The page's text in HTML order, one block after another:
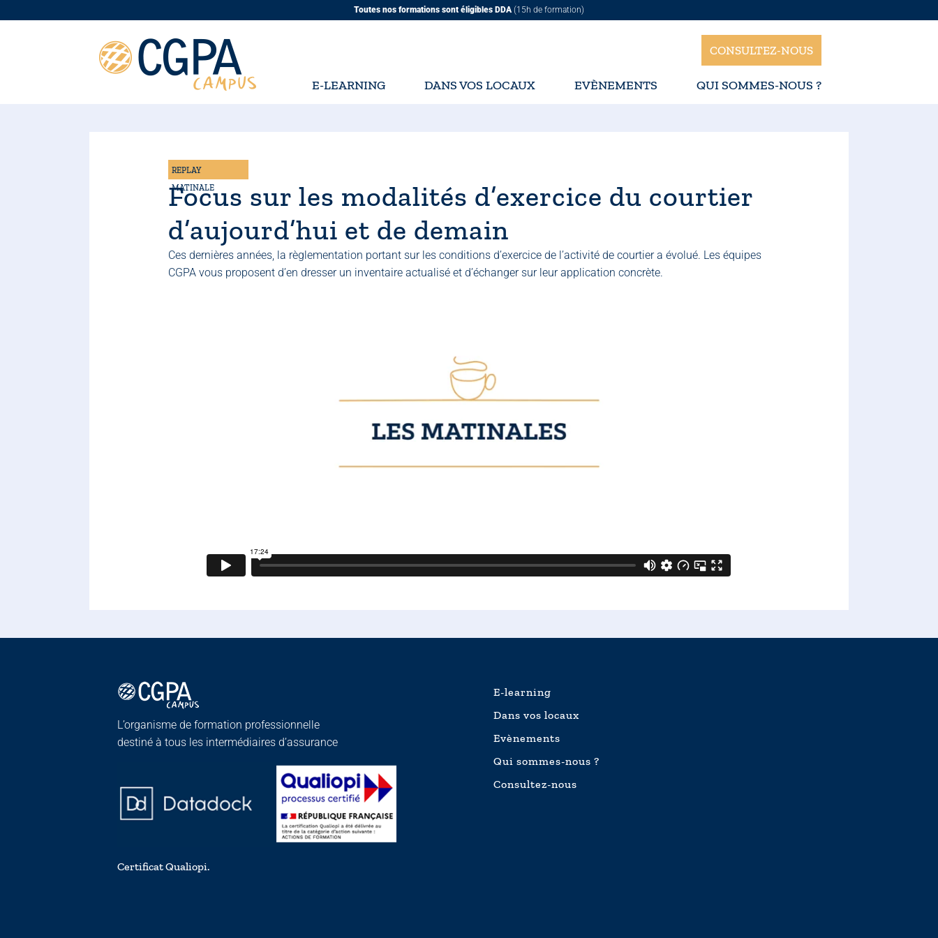
Toutes nos formations sont éligibles DDA (15h de formation)
CONSULTEZ-NOUS
E-LEARNING DANS VOS LOCAUX EVÈNEMENTS QUI SOMMES-NOUS ?
REPLAY
MATINALE
Focus sur les modalités d’exercice du courtier
d’aujourd’hui et de demain
Ces dernières années, la règlementation portant sur les conditions d’exercice de l’activité de courtier a évolué. Les équipes
CGPA vous proposent d’en dresser un inventaire actualisé et d’échanger sur leur application concrète.
L’organisme de formation professionnelle
destiné à tous les intermédiaires d’assurance
Certificat Qualiopi.
E-learning
Dans vos locaux
Evènements
Qui sommes-nous ?
Consultez-nous